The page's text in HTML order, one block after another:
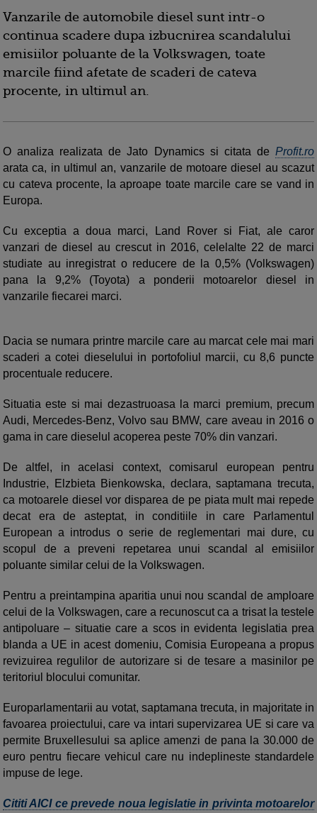
Vanzarile de automobile diesel sunt intr-o
continua scadere dupa izbucnirea scandalului
emisiilor poluante de la Volkswagen, toate
marcile fiind afetate de scaderi de cateva
procente, in ultimul an.
O analiza realizata de Jato Dynamics si citata de Profit.ro
arata ca, in ultimul an, vanzarile de motoare diesel au scazut
cu cateva procente, la aproape toate marcile care se vand in
Europa.
Cu exceptia a doua marci, Land Rover si Fiat, ale caror
vanzari de diesel au crescut in 2016, celelalte 22 de marci
studiate au inregistrat o reducere de la 0,5% (Volkswagen)
pana la 9,2% (Toyota) a ponderii motoarelor diesel in
vanzarile fiecarei marci.
Dacia se numara printre marcile care au marcat cele mai mari
scaderi a cotei dieselului in portofoliul marcii, cu 8,6 puncte
procentuale reducere.
Situatia este si mai dezastruoasa la marci premium, precum
Audi, Mercedes-Benz, Volvo sau BMW, care aveau in 2016 o
gama in care dieselul acoperea peste 70% din vanzari.
De altfel, in acelasi context, comisarul european pentru
Industrie, Elzbieta Bienkowska, declara, saptamana trecuta,
ca motoarele diesel vor disparea de pe piata mult mai repede
decat era de asteptat, in conditiile in care Parlamentul
European a introdus o serie de reglementari mai dure, cu
scopul de a preveni repetarea unui scandal al emisiilor
poluante similar celui de la Volkswagen.
Pentru a preintampina aparitia unui nou scandal de amploare
celui de la Volkswagen, care a recunoscut ca a trisat la testele
antipoluare – situatie care a scos in evidenta legislatia prea
blanda a UE in acest domeniu, Comisia Europeana a propus
revizuirea regulilor de autorizare si de tesare a masinilor pe
teritoriul blocului comunitar.
Europarlamentarii au votat, saptamana trecuta, in majoritate in
favoarea proiectului, care va intari supervizarea UE si care va
permite Bruxellesului sa aplice amenzi de pana la 30.000 de
euro pentru fiecare vehicul care nu indeplineste standardele
impuse de lege.
Cititi AICI ce prevede noua legislatie in privinta motoarelor